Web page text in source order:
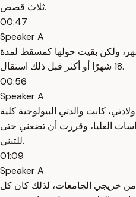
ثلاث قصص.
00:47
Speaker A
كلية ريد بعد الأول 6 أشهر، ولكن بقيت حولها كمسقط لمدة
18 شهرًا أو أكثر قبل ذلك استقال.
00:56
Speaker A
كانت والدتي البيولوجية كلية
العليا، وقررت أن تضعني حتى
للتبني.
01:09
Speaker A
خريجي الجامعات، لذلك كان كل